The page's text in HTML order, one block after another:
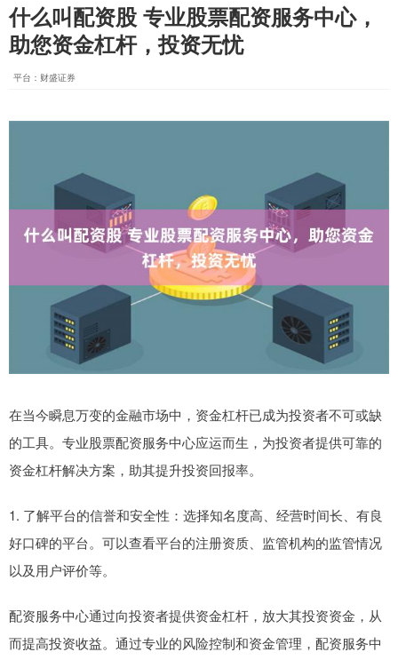
什么叫配资股 专业股票配资服务中心，
助您资金杠杆，投资无忧
平台：财盛证券
在当今瞬息万变的金融市场中，资金杠杆已成为投资者不可或缺
的工具。专业股票配资服务中心应运而生，为投资者提供可靠的
资金杠杆解决方案，助其提升投资回报率。
1. 了解平台的信誉和安全性：选择知名度高、经营时间长、有良
好口碑的平台。可以查看平台的注册资质、监管机构的监管情况
以及用户评价等。
配资服务中心通过向投资者提供资金杠杆，放大其投资资金，从
而提高投资收益。通过专业的风险控制和资金管理，配资服务中